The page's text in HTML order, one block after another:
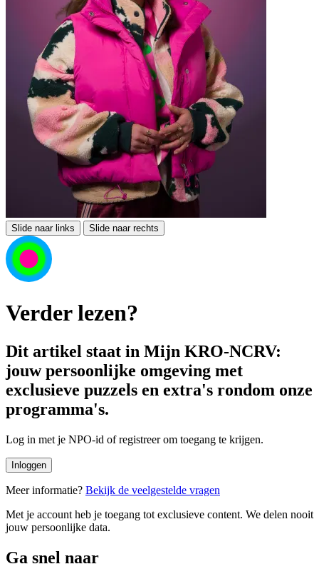
Slide naar links Slide naar rechts
Verder lezen?
Dit artikel staat in Mijn KRO-NCRV:
jouw persoonlijke omgeving met
exclusieve puzzels en extra's rondom onze
programma's.
Log in met je NPO-id of registreer om toegang te krijgen.
Inloggen
Meer informatie? Bekijk de veelgestelde vragen
Met je account heb je toegang tot exclusieve content. We delen nooit
jouw persoonlijke data.
Ga snel naar